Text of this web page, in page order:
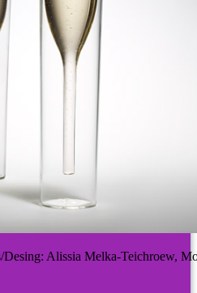
Desing: Alissia Melka-Teichroew,